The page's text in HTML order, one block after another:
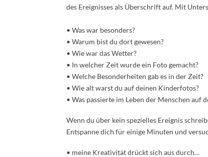
des Ereignisses als Überschrift auf. Mit
• Was war besonders?
• Warum bist du dort gewesen?
• Wie war das Wetter?
• In welcher Zeit wurde ein Foto gemacht?
• Welche Besonderheiten gab es in der Zeit?
• Wie alt warst du auf deinen Kinderfotos?
• Was passierte im Leben der Menschen auf
Wenn du über kein spezielles Ereignis
Entspanne dich für einige Minuten und
• meine Kreativität drückt sich aus durch…